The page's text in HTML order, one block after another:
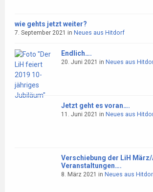
wie gehts jetzt weiter?
7. September 2021 in Neues aus Hitdorf
Endlich….
20. Juni 2021 in Neues aus
Jetzt geht es voran….
11. Juni 2021 in Neues aus
Verschiebung der LiH März/
Veranstaltungen….
8. März 2021 in Neues aus